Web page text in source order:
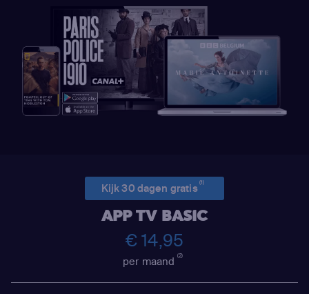
Kijk 30 dagen gratis(1)
APP TV BASIC
€ 14,95
per maand(2)